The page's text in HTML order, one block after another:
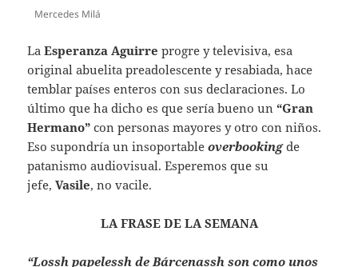
Mercedes Milá
LaEsperanza Aguirreprogre y televisiva, esa
original abuelita preadolescente y resabiada, hace
temblar países enteros con sus declaraciones. Lo
último que ha dicho es que sería bueno un “Gran
Hermano”con personas mayores y otro con niños.
Eso supondría un insoportableoverbooking de
patanismo audiovisual. Esperemos que su
jefe,Vasile, no vacile.
LA FRASE DE LA SEMANA
“Lossh papelessh de Bárcenassh son como unos